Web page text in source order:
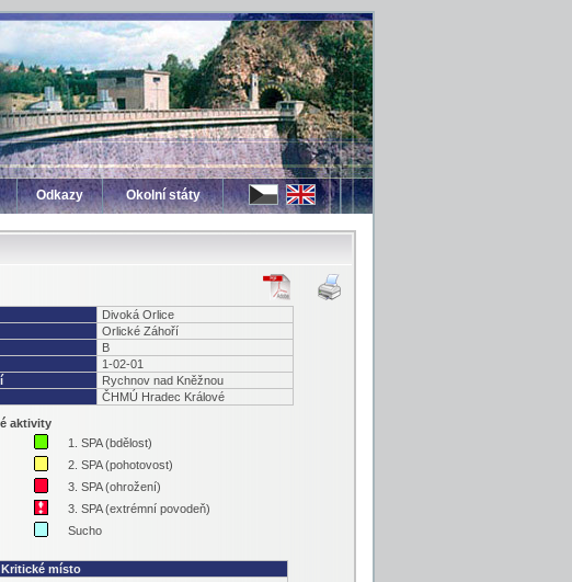
Odkazy Okolní státy
Divoká Orlice
Orlické Záhoří
B
1-02-01
Rychnov nad Kněžnou
ČHMÚ Hradec Králové
aktivity
1. SPA (bdělost)
2. SPA (pohotovost)
3. SPA (ohrožení)
3. SPA (extrémní povodeň)
Sucho
místo